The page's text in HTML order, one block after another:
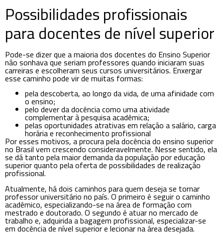
Possibilidades profissionais
para docentes de nível superior
Pode-se dizer que a maioria dos docentes do Ensino Superior
não sonhava que seriam professores quando iniciaram suas
carreiras e escolheram seus cursos universitários. Enxergar
esse caminho pode vir de muitas formas:
pela descoberta, ao longo da vida, de uma afinidade com
o ensino;
pelo dever da docência como uma atividade
complementar à pesquisa acadêmica;
pelas oportunidades atrativas em relação a salário, carga
horária e reconhecimento profissional
Por esses motivos, a procura pela docência do ensino superior
no Brasil vem crescendo consideravelmente. Nesse sentido, ela
se dá tanto pela maior demanda da população por educação
superior quanto pela oferta de possibilidades de realização
profissional.
Atualmente, há dois caminhos para quem deseja se tornar
professor universitário no país. O primeiro é seguir o caminho
acadêmico, especializando-se na área de formação com
mestrado e doutorado. O segundo é atuar no mercado de
trabalho e, adquirida a bagagem profissional, especializar-se
em docência de nível superior e lecionar na área desejada.